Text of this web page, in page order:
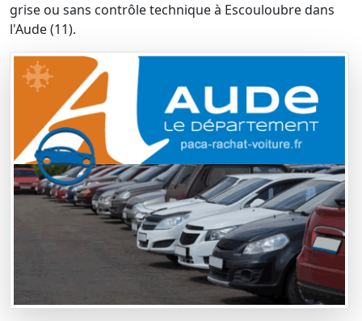
grise ou sans contrôle technique à Escouloubre dans
l'Aude (11).